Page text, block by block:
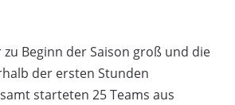
zu Beginn der Saison groß und die
der ersten Stunden
starteten 25 Teams aus